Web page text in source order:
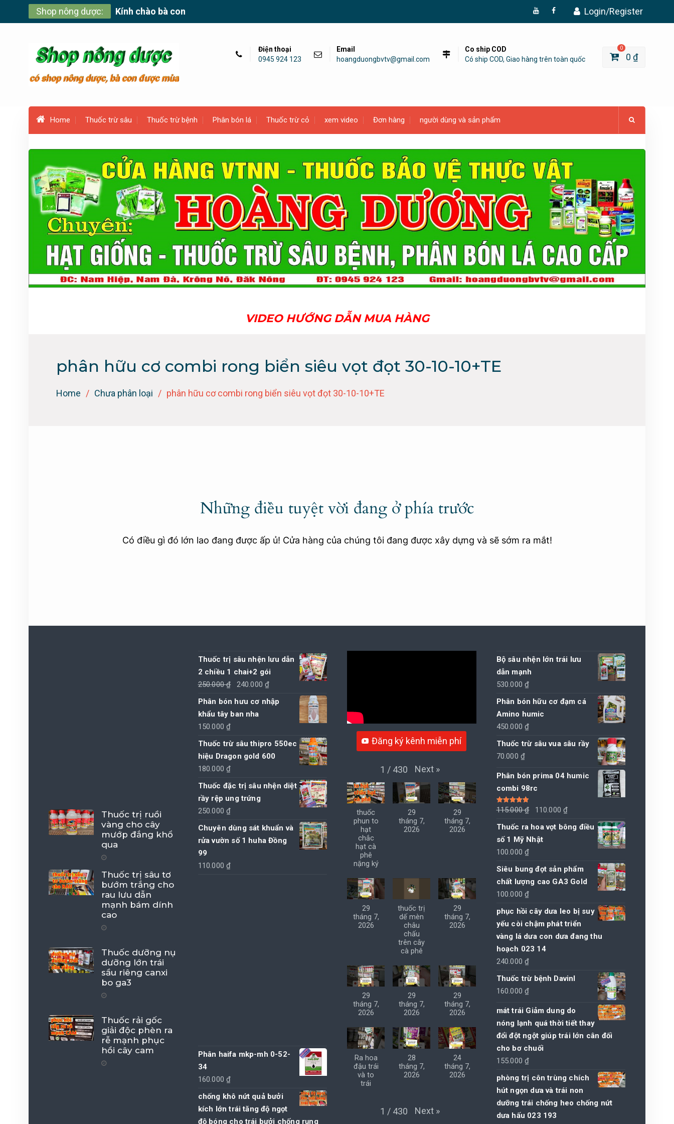
to
Shop nông dược: Kính chào bà con
Login/Register
Điện thoại
0945 924 123
Email
hoangduongbvtv@gmail.com
Co ship COD
Có ship COD, Giao hàng trên toàn quốc
0
0 ₫
Home Thuốc trừ sâu Thuốc trừ bệnh Phân bón lá Thuốc trừ cỏ xem video Đơn hàng người dùng và sản phẩm
VIDEO HƯỚNG DẪN MUA HÀNG
phân hữu cơ combi rong biển siêu vọt đọt 30-10-10+TE
Home Chưa phân loại phân hữu cơ combi rong biển siêu vọt đọt 30-10-10+TE
Những điều tuyệt vời đang ở phía trước
Có điều gì đó lớn lao đang được ấp ủ! Cửa hàng của chúng tôi đang được xây dựng và sẽ sớm ra mắt!
Thuốc trị ruồi
vàng cho cây
mướp đắng khổ
qua
Thuốc trị sâu tơ
bướm trắng cho
rau lưu dẫn
mạnh bám dính
cao
Thuốc dưỡng nụ
dưỡng lớn trái
sầu riêng canxi
bo ga3
Thuốc rải gốc
giải độc phèn ra
rễ mạnh phục
hồi cây cam
Thuốc trị sâu nhện lưu dẫn
2 chiều 1 chai+2 gói
250.000₫
Giá
gốc
240.000₫
hiện
Phân bón hưu cơ nhập
khẩu tây ban nha
150.000₫
Thuốc trừ sâu thipro 550ec
hiệu Dragon gold 600
180.000₫
Thuốc đặc trị sâu nhện diệt
rầy rệp ung trứng
250.000₫
Chuyên dùng sát khuẩn và
rửa vườn số 1 huha Đồng
99
110.000₫
Phân haifa mkp-mh 0-52-
34
160.000₫
chống khô nứt quả bưởi
kích lớn trái tăng độ ngọt
độ bóng cho trái bưởi chống rụng
Đăng ký kênh miễn phí
1 / 430 Next »
thuốc
phun to
hạt
chắc
hạt cà
phê
nặng ký
29
tháng 7,
2026
29
tháng 7,
2026
29
tháng 7,
2026
thuốc trị
dế mèn
châu
chấu
trên cây
cà phê
29
tháng 7,
2026
29
tháng 7,
2026
29
tháng 7,
2026
29
tháng 7,
2026
Ra hoa
đậu trái
và to
trái
28
tháng 7,
2026
24
tháng 7,
2026
1 / 430 Next »
Bộ sâu nhện lớn trái lưu
dẫn mạnh
530.000₫
Phân bón hữu cơ đạm cá
Amino humic
450.000₫
Thuốc trừ sâu vua sâu rầy
70.000 ₫
Phân bón prima 04 humic
combi 98rc
Được xếp
hạng5.00 5
115.000₫
Giá
gốc
là:
110.000₫
hiện
Thuốc ra hoa vọt bông điều
số 1 Mỹ Nhật
100.000₫
Siêu bung đọt sản phẩm
chất lượng cao GA3 Gold
100.000₫
phục hồi cây dưa leo bị suy
yếu còi chậm phát triển
vàng lá dưa con dưa đang thu
hoạch 023 14
240.000₫
Thuốc trừ bệnh Davinl
160.000₫
mát trái Giảm dung do
nóng lạnh quá thời tiết thay
đổi đột ngột giúp trái lớn cân đối
cho bơ chuối
155.000₫
phòng trị côn trùng chích
hút ngọn dưa và trái non
dưỡng trái chống heo chống nứt
dưa hấu 023 193